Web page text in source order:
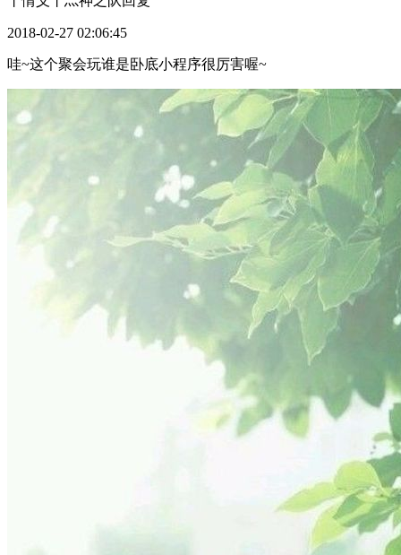
2018-02-27 02:06:45
哇~这个聚会玩谁是卧底小程序很厉害喔~